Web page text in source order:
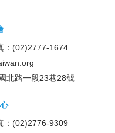
(02)2777-1674
北路一段23巷28號
(02)2776-9309